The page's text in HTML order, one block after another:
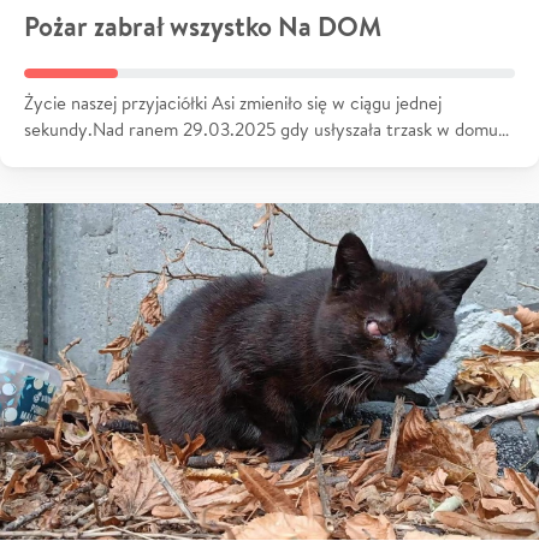
Pożar zabrał wszystko Na DOM
Życie naszej przyjaciółki Asi zmieniło się w ciągu jednej
sekundy.Nad ranem 29.03.2025 gdy usłyszała trzask w domu…